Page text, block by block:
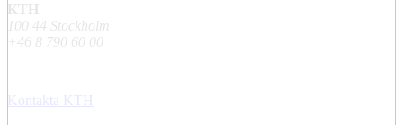
KTH
100 44 Stockholm
+46 8 790 60 00
Kontakta KTH